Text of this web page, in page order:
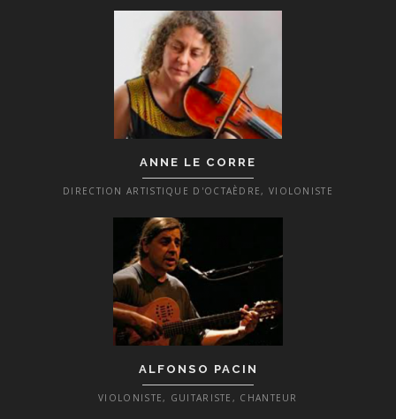
ANNE LE CORRE
DIRECTION ARTISTIQUE D'OCTAÈDRE, VIOLONISTE
ALFONSO PACIN
VIOLONISTE, GUITARISTE, CHANTEUR